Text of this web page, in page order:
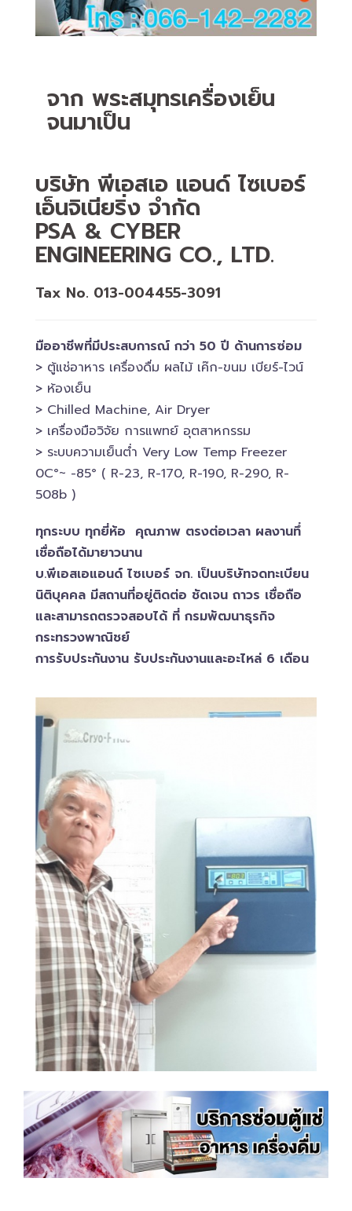
จาก พระสมุทรเครื่องเย็น
จนมาเป็น
บริษัท พีเอสเอ แอนด์ ไซเบอร์
เอ็นจิเนียริ่ง จำกัด
PSA & CYBER
ENGINEERING CO., LTD.
Tax No. 013-004455-3091
มืออาชีพที่มีประสบการณ์ กว่า 50 ปี ด้านการซ่อม
> ตู้แช่อาหาร เครื่องดื่ม ผลไม้ เค๊ก-ขนม เบียร์-ไวน์​
> ห้องเย็น
> Chilled​ Machine, Air Dryer
> เครื่องมือวิจัย การแพทย์​ อุตสาหกรรม
> ระบบความเย็นต่ำ Very Low Temp Freezer
0C°~ -​85° ( R-23, R-170, R-190, R-290, R-
508b )
ทุกระบบ ทุกยี่ห้อ คุณภาพ ตรงต่อเวลา ผลงานทึ่
เชื่อถือได้มายาวนาน
บ.พีเอสเอ​แอนด์ ไซเบอร์​ จก. เป็นบริษัทจดทะเบียน
นิติบุคคล​ มีสถานที่อยู่ติดต่อ ชัดเจน ถาวร เชื่อถือ
และสามารถตรวจสอบ​ได้ ที่ กรมพัฒนาธุรกิจ​
กระทรวงพาณิชย์
การรับประกันงาน รับประกันงานและอะไหล่ 6 เดือน